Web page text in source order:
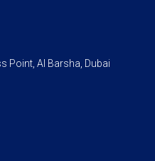
Point, Al Barsha, Dubai